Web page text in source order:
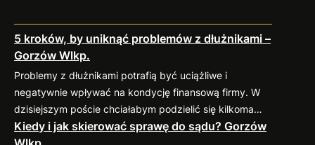
5 kroków, by uniknąć problemów z dłużnikami –
Gorzów Wlkp.
Problemy z dłużnikami potrafią być uciążliwe i
negatywnie wpływać na kondycję finansową firmy. W
dzisiejszym poście chciałabym podzielić się kilkoma
sprawdzonymi praktykami, które pomogą
zminimalizować ryzyko takich sytuacji. 1. Weryfikacja
Kiedy i jak skierować sprawę do sądu? Gorzów